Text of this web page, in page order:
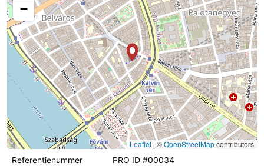
−
Leaflet| ©OpenStreetMapcontributors
Referentienummer
PRO ID #00034